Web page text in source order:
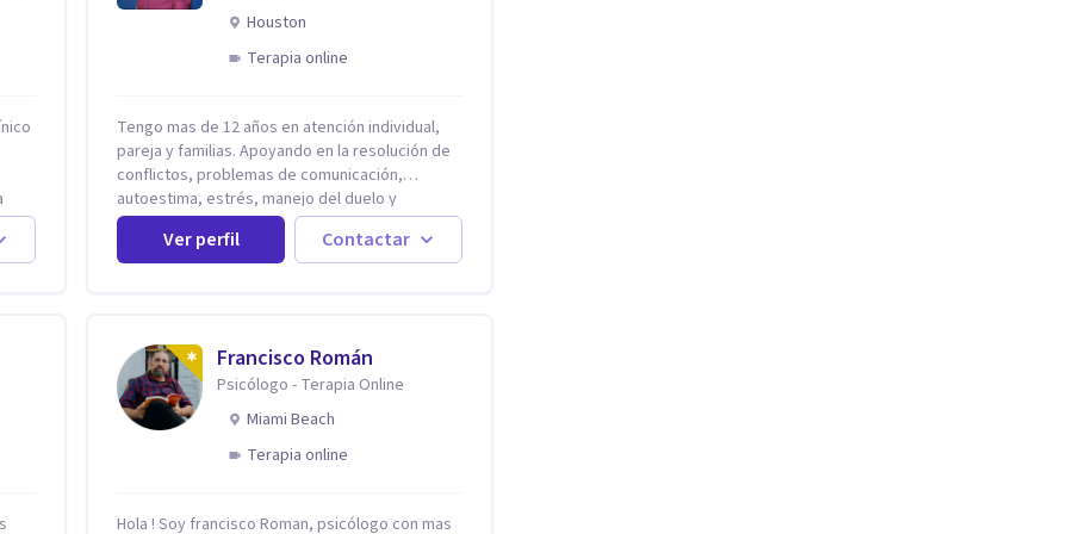
Houston
Terapia online
Tengo mas de 12 años en atención individual,
pareja y familias. Apoyando en la resolución de
conflictos, problemas de comunicación,
autoestima, estrés, manejo del duelo y
personas con ansiedad y depresión, así como
problemas de conducta y comportamiento.
Desarrollo de personas maximizando su
vital para la vida de cada uno tener su propia
vision.
Ver perfil Contactar
Francisco Román
Psicólogo - Terapia Online
Miami Beach
Terapia online
Hola ! Soy francisco Roman, psicólogo con mas